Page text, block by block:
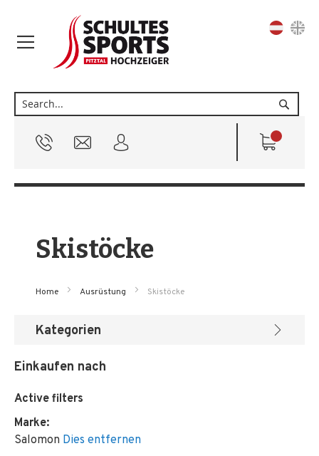
Suche
Sprache
Skistöcke
Home Ausrüstung Skistöcke
Kategorien
Einkaufen nach
Active filters
Marke
Salomon Dies entfernen